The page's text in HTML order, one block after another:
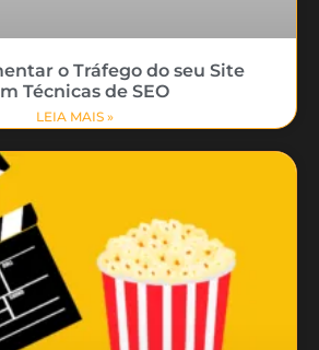
o Tráfego do seu Site
Técnicas de SEO
LEIA MAIS »